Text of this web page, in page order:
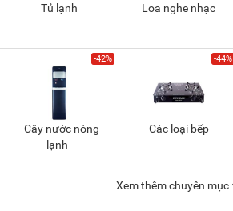
Tủ lạnh Loa nghe nhạc
-42%
Cây nước nóng
lạnh
-44%
Các loại bếp
Xem thêm chuyên mục